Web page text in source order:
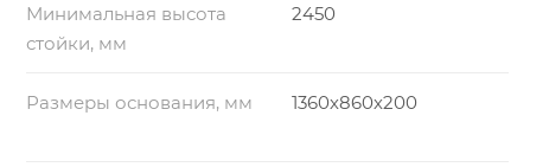
Минимальная высота
стойки, мм
2450
Размеры основания, мм 1360х860х200